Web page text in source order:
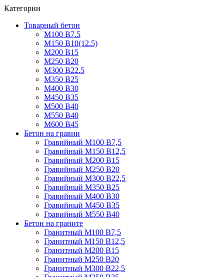
Категории
Товарный бетон
М100 В7.5
М150 В10(12.5)
М200 В15
М250 В20
М300 В22.5
М350 В25
М400 В30
М450 В35
М500 В40
М550 В40
М600 В45
Бетон на гравии
Гравийный М100 В7,5
Гравийный М150 В12,5
Гравийный М200 В15
Гравийный М250 В20
Гравийный М300 В22,5
Гравийный М350 В25
Гравийный М400 В30
Гравийный М450 В35
Гравийный М550 В40
Бетон на граните
Гранитный М100 В7,5
Гранитный М150 В12,5
Гранитный М200 В15
Гранитный М250 В20
Гранитный М300 В22,5